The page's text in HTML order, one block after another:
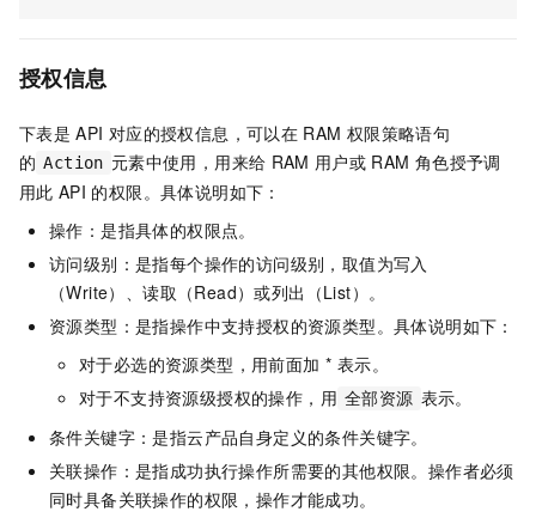
授权信息
下表是 API 对应的授权信息，可以在 RAM 权限策略语句
的 Action 元素中使用，用来给 RAM 用户或 RAM 角色授予调
用此 API 的权限。具体说明如下：
操作：是指具体的权限点。
访问级别：是指每个操作的访问级别，取值为写入
（Write）、读取（Read）或列出（List）。
资源类型：是指操作中支持授权的资源类型。具体说明如下：
对于必选的资源类型，用前面加 * 表示。
对于不支持资源级授权的操作，用 全部资源 表示。
条件关键字：是指云产品自身定义的条件关键字。
关联操作：是指成功执行操作所需要的其他权限。操作者必须
同时具备关联操作的权限，操作才能成功。